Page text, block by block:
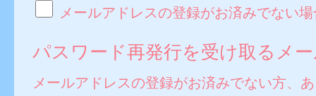
メールアドレスの登録がお済みでない
パスワード再発行を受け取るメ
メールアドレスの登録がお済みでない方、